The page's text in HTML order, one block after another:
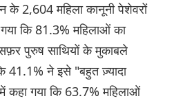
के 2,604 महिला कानूनी पेशेवरों
गया कि 81.3% महिलाओं का
पुरुष साथियों के मुकाबले
41.1% ने इसे "बहुत ज़्यादा
में कहा गया कि 63.7% महिलाओं